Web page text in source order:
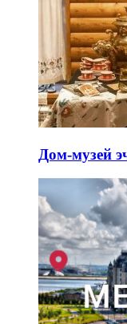
Дом-музей